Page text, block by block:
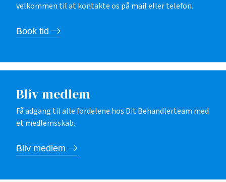
velkommen til at kontakte os på mail eller telefon.
Book tid
Bliv medlem
Få adgang til alle fordelene hos Dit Behandlerteam med
et medlemsskab.
Bliv medlem